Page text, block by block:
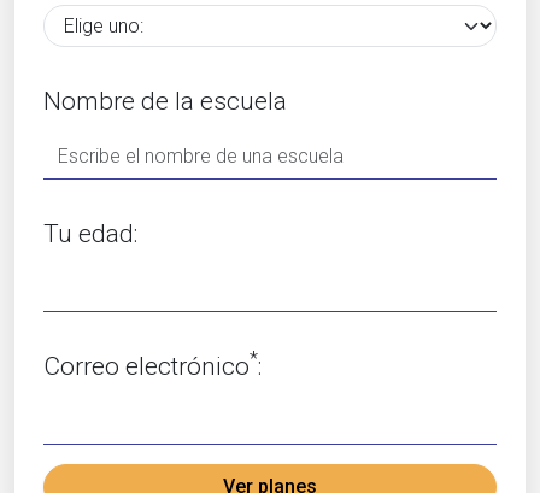
Nombre de la escuela
Tu edad:
Correo electrónico*:
Ver planes